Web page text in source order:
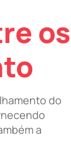
os
do
a